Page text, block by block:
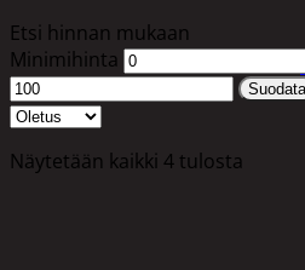
Etsi hinnan mukaan
Minimihinta
Suodata
Näytetään kaikki 4 tulosta